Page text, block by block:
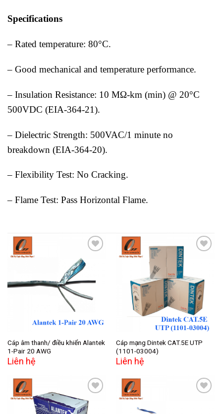
Specifications
– Rated temperature: 80°C.
– Good mechanical and temperature performance.
– Insulation Resistance: 10 MΩ-km (min) @ 20°C
500VDC (EIA-364-21).
– Dielectric Strength: 500VAC/1 minute no
breakdown (EIA-364-20).
– Flexibility Test: No Cracking.
– Flame Test: Pass Horizontal Flame.
wishlist
Cáp âm thanh/ điều khiển Alantek
1-Pair 20 AWG
Liên hệ
Add to
wishlist
Cáp mạng Dintek CAT.5E UTP
(1101-03004)
Liên hệ